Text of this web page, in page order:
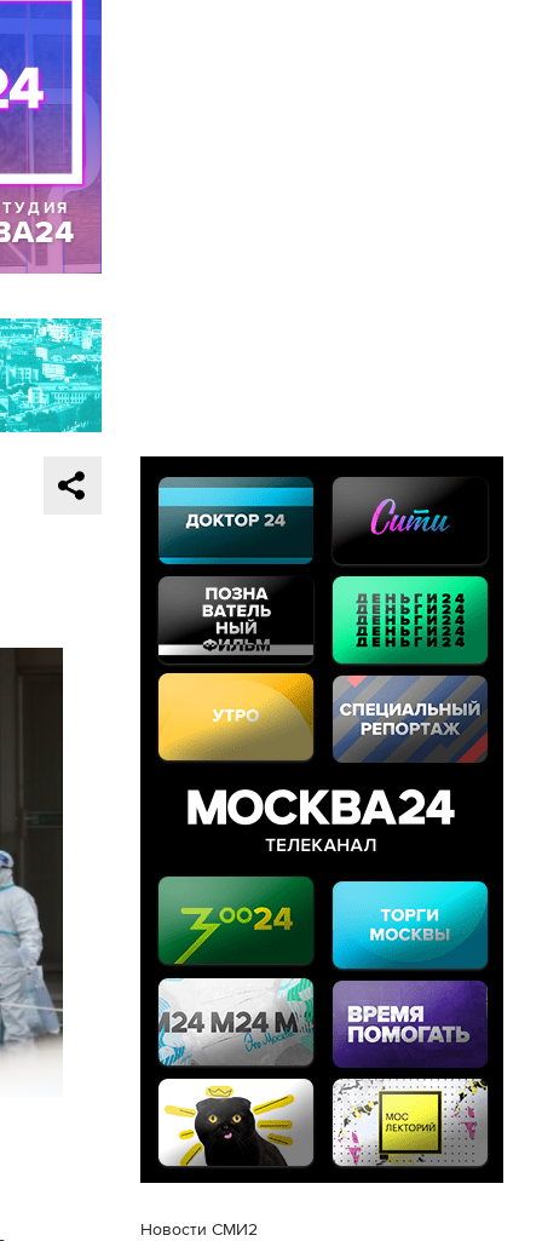
Новости СМИ2